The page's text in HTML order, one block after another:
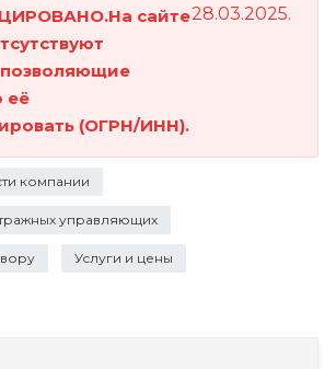
сайте
её
(ОГРН/ИНН).
28.03.2025.
компании
управляющих
Услуги и цены